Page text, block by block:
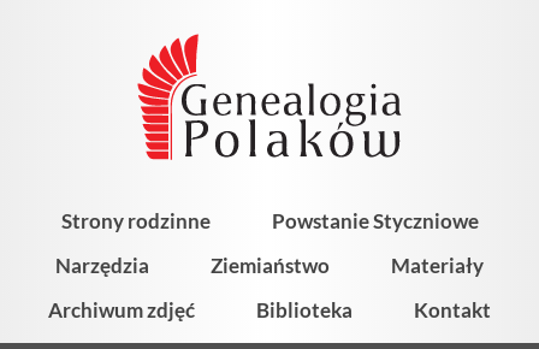
Strony rodzinne
Powstanie Styczniowe
Narzędzia
Ziemiaństwo
Materiały
Archiwum zdjęć
Biblioteka Kontakt